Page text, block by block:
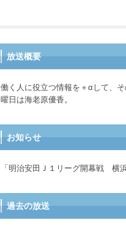
放送概要
働く人に役立つ情報を＋αして、
曜日は海老原優香。
お知らせ
「明治安田Ｊ１リーグ開幕戦 横
過去の放送